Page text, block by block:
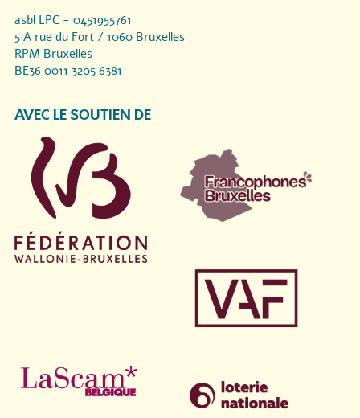
asbl LPC - 0451955761
5 A rue du Fort / 1060 Bruxelles
RPM Bruxelles
BE36 0011 3205 6381
AVEC LE SOUTIEN DE